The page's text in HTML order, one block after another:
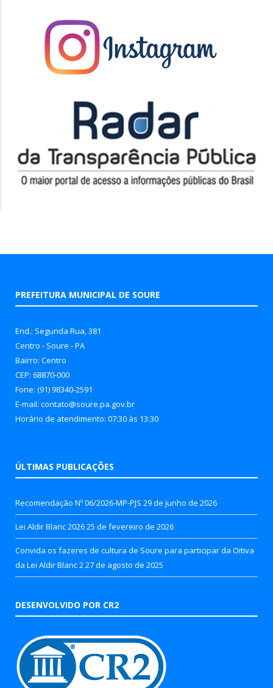
PREFEITURA MUNICIPAL DE SOURE
End.: Segunda Rua, 381
Centro - Soure - PA
Bairro: Centro
CEP: 68870-000
Fone: (91) 98340-2591
E-mail: contato@soure.pa.gov.br
Horário de atendimento: 07:30 às 13:30
ÚLTIMAS PUBLICAÇÕES
Recomendação Nº 06/2026-MP-PJS 29 de junho de 2026
Lei Aldir Blanc 202625 de fevereiro de 2026
Convida os fazeres de cultura de Soure para participar da Oitiva
da Lei Aldir Blanc 2 27 de agosto de 2025
DESENVOLVIDO POR CR2